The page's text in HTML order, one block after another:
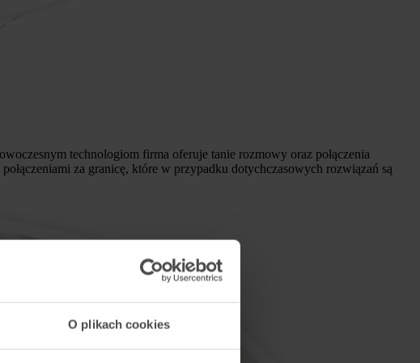
O plikach cookies
technologiom firma oferuje tanie rozmowy oraz połączenia
za granicę, które w przypadku dotychczasowych rozwiązań są